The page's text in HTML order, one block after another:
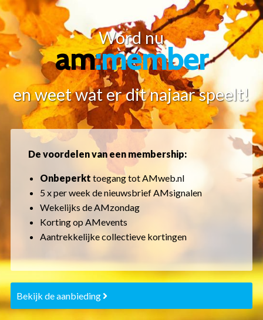
Overslaan
en
naar
de
inhoud
gaan
Word nu
am:member
en weet wat er dit najaar speelt!
De voordelen van een membership:
Onbeperkt toegang tot AMweb.nl
5 x per week de nieuwsbrief AMsignalen
Wekelijks de AMzondag
Korting op AMevents
Aantrekkelijke collectieve kortingen
Bekijk de aanbieding